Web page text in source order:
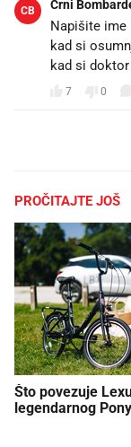
CB Crni
Napišite ime
kad si
kad si
7 0
PROČITAJTE JOŠ
Što povezuje
legendarnog